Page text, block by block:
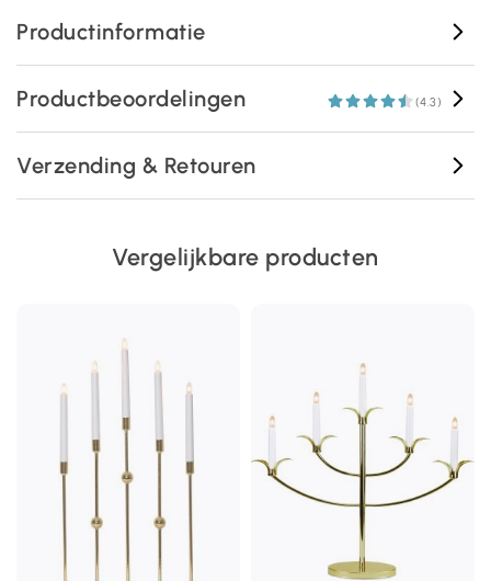
Productinformatie
Productbeoordelingen (4.3)
Verzending & Retouren
Vergelijkbare producten